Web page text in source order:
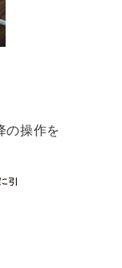
の操作を